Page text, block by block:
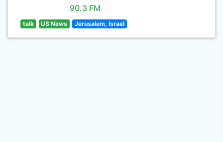
90.3 FM
talk US News Jerusalem, Israel